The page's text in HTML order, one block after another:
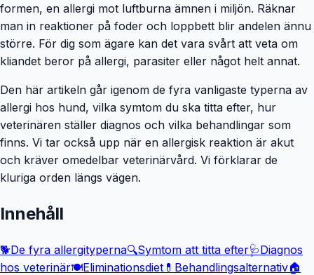
formen, en allergi mot luftburna ämnen i miljön. Räknar
man in reaktioner på foder och loppbett blir andelen ännu
större. För dig som ägare kan det vara svårt att veta om
kliandet beror på allergi, parasiter eller något helt annat.
Den här artikeln går igenom de fyra vanligaste typerna av
allergi hos hund, vilka symtom du ska titta efter, hur
veterinären ställer diagnos och vilka behandlingar som
finns. Vi tar också upp när en allergisk reaktion är akut
och kräver omedelbar veterinärvård. Vi förklarar de
kluriga orden längs vägen.
Innehåll
🐕De fyra allergityperna🔍Symtom att titta efter🩺Diagnos
hos veterinär🍽️Eliminationsdiet 💊 Behandlingsalternativ🏠